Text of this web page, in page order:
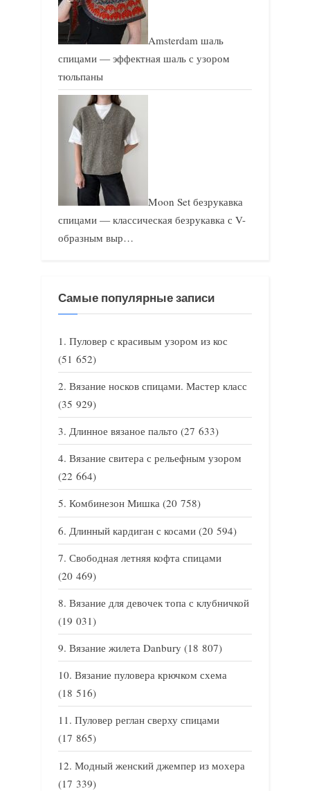
Amsterdam шаль
спицами — эффектная шаль с узором
тюльпаны
Moon Set безрукавка
спицами — классическая безрукавка с V-
образным выр…
Самые популярные записи
Пуловер с красивым узором из кос
(51 652)
Вязание носков спицами. Мастер класс
(35 929)
Длинное вязаное пальто (27 633)
Вязание свитера с рельефным узором
(22 664)
Комбинезон Мишка (20 758)
Длинный кардиган с косами (20 594)
Свободная летняя кофта спицами
(20 469)
Вязание для девочек топа с клубничкой
(19 031)
Вязание жилета Danbury (18 807)
Вязание пуловера крючком схема
(18 516)
Пуловер реглан сверху спицами
(17 865)
Модный женский джемпер из мохера
(17 339)